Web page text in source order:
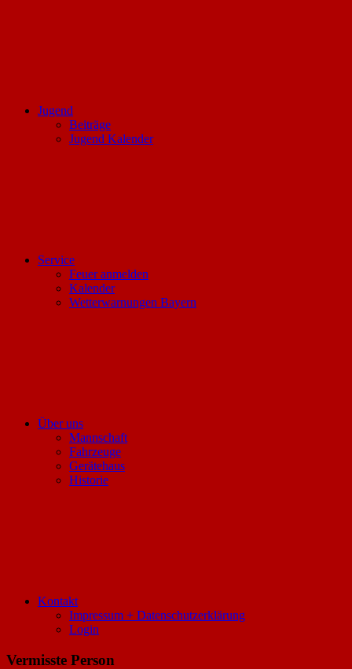
Jugend
Beiträge
Jugend Kalender
Service
Feuer anmelden
Kalender
Wetterwarnungen Bayern
Über uns
Mannschaft
Fahrzeuge
Gerätehaus
Historie
Kontakt
Impressum + Datenschutzerklärung
Login
Vermisste Person